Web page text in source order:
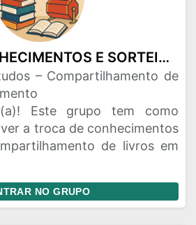
LIVROS, CONHECIMENTOS E SORTEIOS
– Compartilhamento de
Este grupo tem como
a troca de conhecimentos
de livros em
NO GRUPO